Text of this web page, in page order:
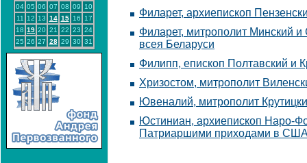
04 05 06 07 08 09
10
11
12 13 14 15 16
17
18 19 20 21 22 23 24
25 26 27 28 29 30 31
Филарет, архиепископ
Филарет, митрополит Минский
всея Беларуси
Филипп, епископ Полтавский и
Хризостом, митрополит
Ювеналий, митрополит
Юстиниан, архиепископ Наро-
Патриаршими приходами в